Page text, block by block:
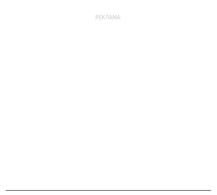
РЕКЛАМА: